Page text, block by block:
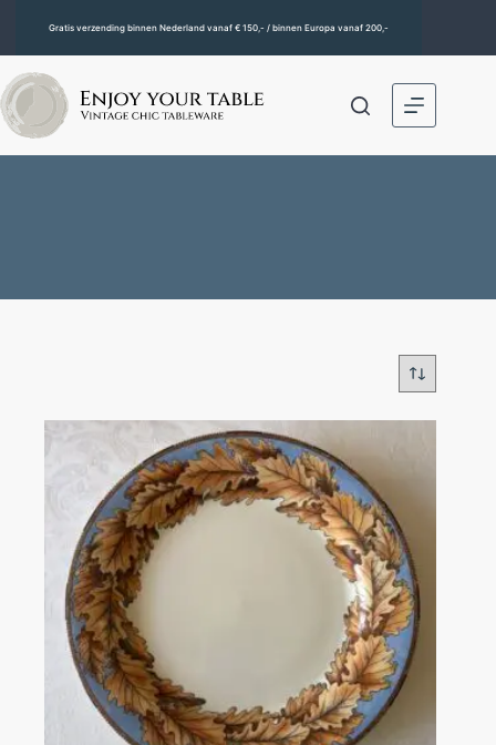
Gratis verzending binnen Nederland vanaf € 150,- / binnen Europa vanaf 200,-